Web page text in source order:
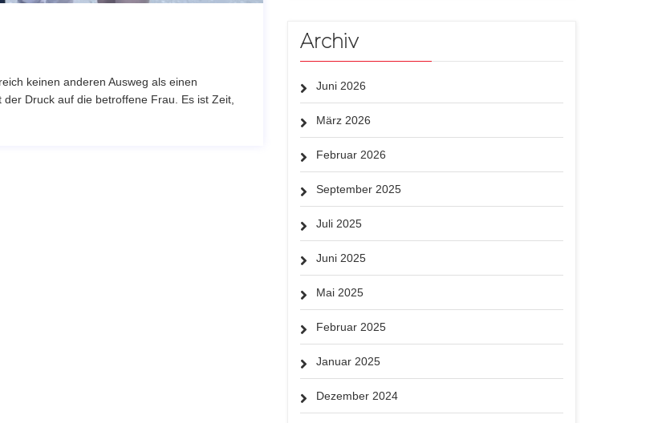
keinen anderen Ausweg als einen
Druck auf die betroffene Frau. Es ist Zeit,
Archiv
Juni 2026
März 2026
Februar 2026
September 2025
Juli 2025
Juni 2025
Mai 2025
Februar 2025
Januar 2025
Dezember 2024